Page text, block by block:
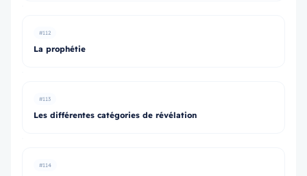
#112
La prophétie
#113
Les différentes catégories de révélation
#114